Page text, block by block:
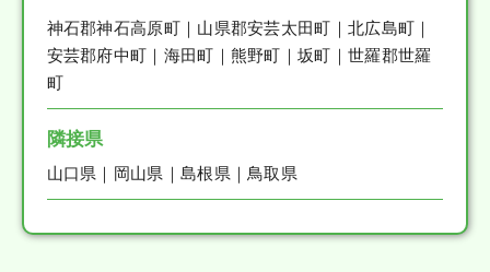
神石郡神石高原町｜山県郡安芸太田町｜北広島町｜
安芸郡府中町｜海田町｜熊野町｜坂町｜世羅郡世羅
町
隣接県
山口県｜岡山県｜島根県｜鳥取県